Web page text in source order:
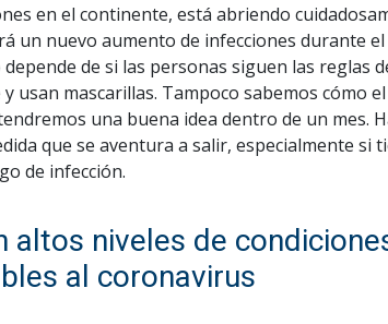
en el continente, está abriendo
un nuevo aumento de infecciones durante
de si las personas siguen las reglas
mascarillas. Tampoco sabemos cómo el
una buena idea dentro de un mes.
que se aventura a salir, especialmente si
de infección.
altos niveles de
al coronavirus